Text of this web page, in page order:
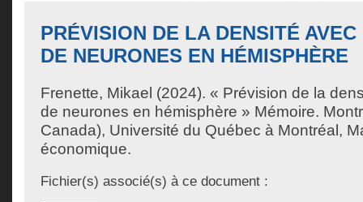
PRÉVISION DE LA DENSITÉ
DE NEURONES EN HÉMISPHÈRE
Frenette, Mikael (2024). « Prévision de la
de neurones en hémisphère » Mémoire.
Canada), Université du Québec à Montréal,
économique.
Fichier(s) associé(s) à ce document :